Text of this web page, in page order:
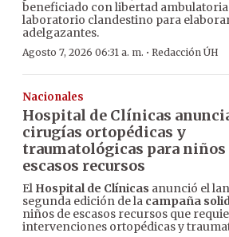
beneficiado con libertad
laboratorio clandestino para
adelgazantes.
Agosto 7, 2026 06:31 a. m. · Redacción ÚH
Nacionales
Hospital de Clínicas
cirugías ortopédicas y
traumatológicas para niños
escasos recursos
El Hospital de Clínicas anunció el
segunda edición de la campaña
niños de escasos recursos que
intervenciones ortopédicas y